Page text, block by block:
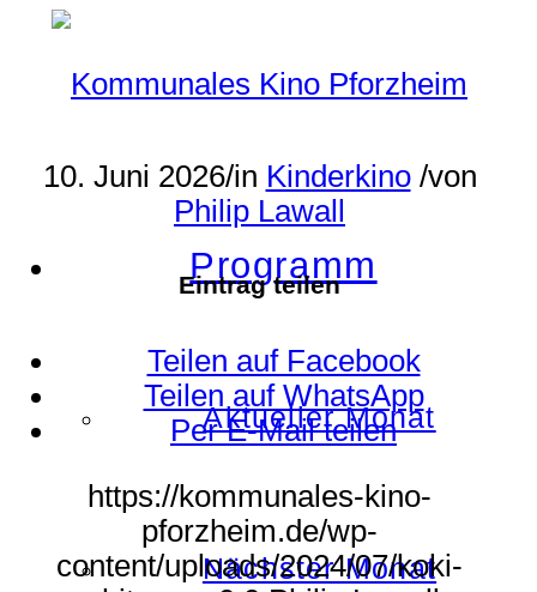
Programm
Aktueller Monat
Nächster Monat
10. Juni 2026/in Kinderkino /von
Philip Lawall
Eintrag teilen
Teilen auf Facebook
Teilen auf WhatsApp
Per E-Mail teilen
https://kommunales-kino-
pforzheim.de/wp-
content/uploads/2024/07/koki-